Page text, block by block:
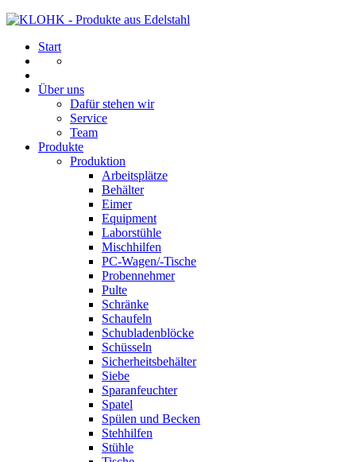
Start
Über uns
Dafür stehen wir
Service
Team
Produkte
Produktion
Arbeitsplätze
Behälter
Eimer
Equipment
Laborstühle
Mischhilfen
PC-Wagen/-Tische
Probennehmer
Pulte
Schränke
Schaufeln
Schubladenblöcke
Schüsseln
Sicherheitsbehälter
Siebe
Sparanfeuchter
Spatel
Spülen und Becken
Stehhilfen
Stühle